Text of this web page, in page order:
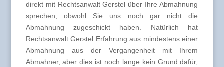
direkt mit Rechtsanwalt Gerstel über Ihre Abmahnung
sprechen, obwohl Sie uns noch gar nicht die
Abmahnung zugeschickt haben. Natürlich hat
Rechtsanwalt Gerstel Erfahrung aus mindestens einer
Abmahnung aus der Vergangenheit mit Ihrem
Abmahner, aber dies ist noch lange kein Grund dafür,